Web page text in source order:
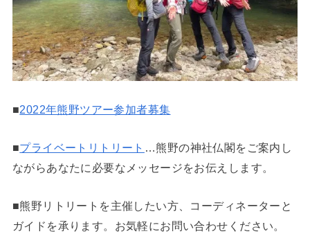
■2022年熊野ツアー参加者募集
■プライベートリトリート …熊野の神社仏閣をご案内し
ながらあなたに必要なメッセージをお伝えします。
■熊野リトリートを主催したい方、コーディネーターと
ガイドを承ります。お気軽にお問い合わせください。